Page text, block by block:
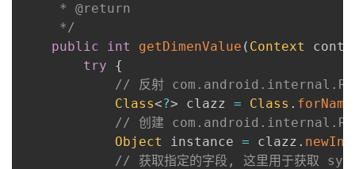
     * @return
     */
public
int getDimenValue ( Context
try
{
// 反射
Class<?> clazz = Class . forName
// 创建
Object
instance = clazz .
// 获取指定的字段, 这里用于获取